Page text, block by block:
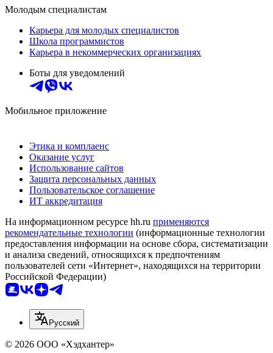
Молодым специалистам
Карьера для молодых специалистов
Школа программистов
Карьера в некоммерческих организациях
Боты для уведомлений
Мобильное приложение
Этика и комплаенс
Оказание услуг
Использование сайтов
Защита персональных данных
Пользовательское соглашение
ИТ аккредитация
На информационном ресурсе hh.ru применяются
рекомендательные технологии (информационные технологии
предоставления информации на основе сбора, систематизации
и анализа сведений, относящихся к предпочтениям
пользователей сети «Интернет», находящихся на территории
Российской Федерации)
Русский
© 2026 ООО «Хэдхантер»